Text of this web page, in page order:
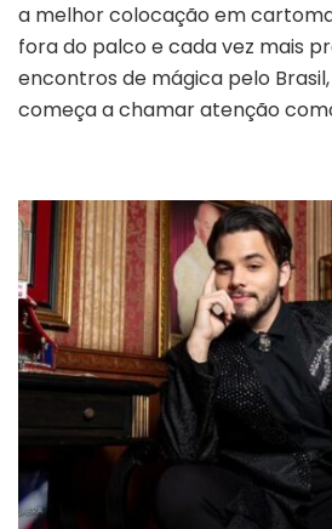
jovem
revelação
que
escolheu
difícil
da
mágica
a melhor colocação em
fora do palco e cada vez mais
encontros de mágica pelo
começa a chamar atenção